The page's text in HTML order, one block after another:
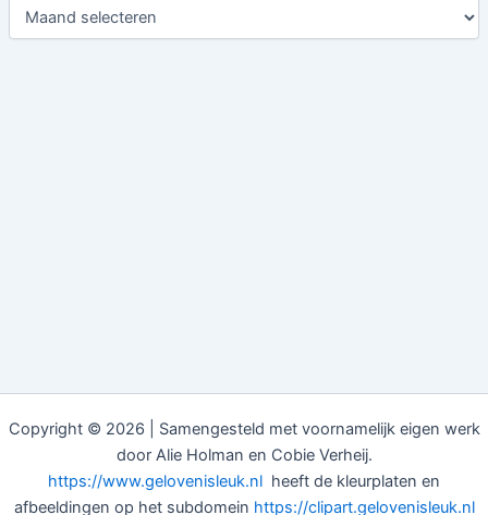
Copyright © 2026 | Samengesteld met voornamelijk eigen werk
door Alie Holman en Cobie Verheij.
https://www.gelovenisleuk.nl heeft de kleurplaten en
afbeeldingen op het subdomein https://clipart.gelovenisleuk.nl